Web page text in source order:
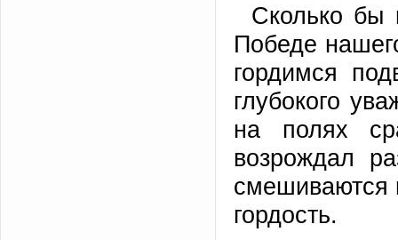
Сколько бы
Победе
гордимся
глубокого
на полях
возрождал
смешиваются
гордость.